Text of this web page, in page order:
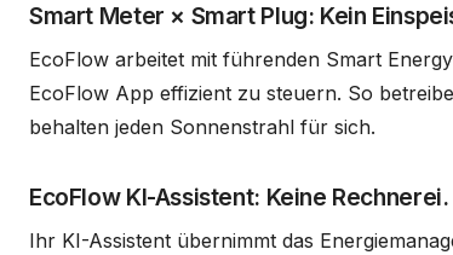
Smart Meter × Smart Plug: Kein
EcoFlow arbeitet mit führenden Smart
EcoFlow App effizient zu steuern. So
behalten jeden Sonnenstrahl für sich.
EcoFlow KI-Assistent: Keine
Ihr KI-Assistent übernimmt das